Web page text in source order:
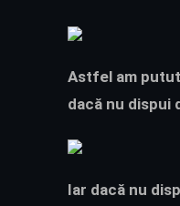
Astfel am
dacă nu dispui
Iar dacă nu